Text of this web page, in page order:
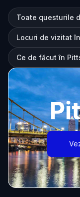
Toate questurile
Locuri de vizitat
Ce de făcut în